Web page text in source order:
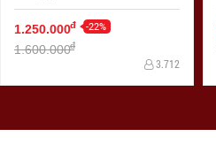
1.250.000đ -22%
1.600.000đ
3.712